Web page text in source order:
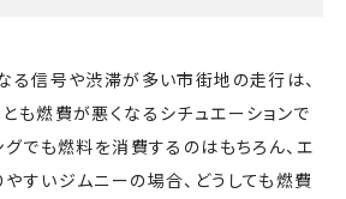
る信号や渋滞が多い市街地の走行は、
も燃費が悪くなるシチュエーションで
グでも燃料を消費するのはもちろん、エ
すいジムニーの場合、どうしても燃費